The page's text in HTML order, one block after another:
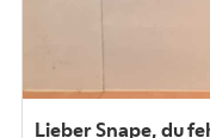
Lieber Snape, du